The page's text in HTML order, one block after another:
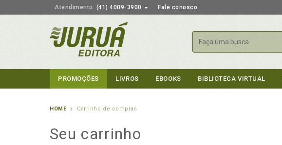
Atendimento: (41) 4009-3900 Fale conosco
Buscar
PROMOÇÕES LIVROS EBOOKS BIBLIOTECA VIRTUAL
HOME Carrinho de compras
Seu carrinho